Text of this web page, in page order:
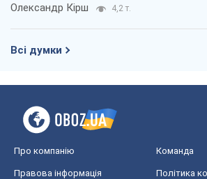
Олександр Кірш 4,2 т.
Всі думки
Про компанію Команда
Правова інформація Політика